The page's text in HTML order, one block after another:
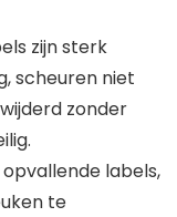
zijn sterk
scheuren niet
zonder
labels,
te